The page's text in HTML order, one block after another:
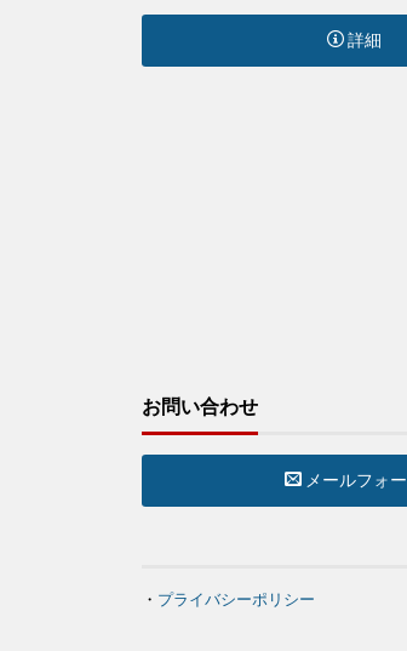
詳細
お問い合わせ
メールフォ
・ プライバシーポリシー